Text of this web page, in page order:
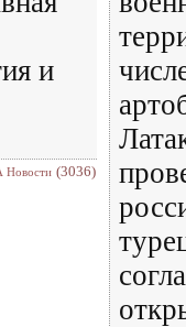
и
Новости (3036)